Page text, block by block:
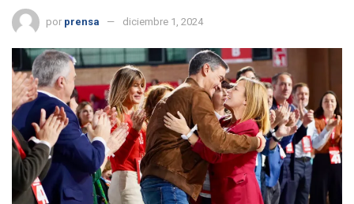
por prensa diciembre 1, 2024